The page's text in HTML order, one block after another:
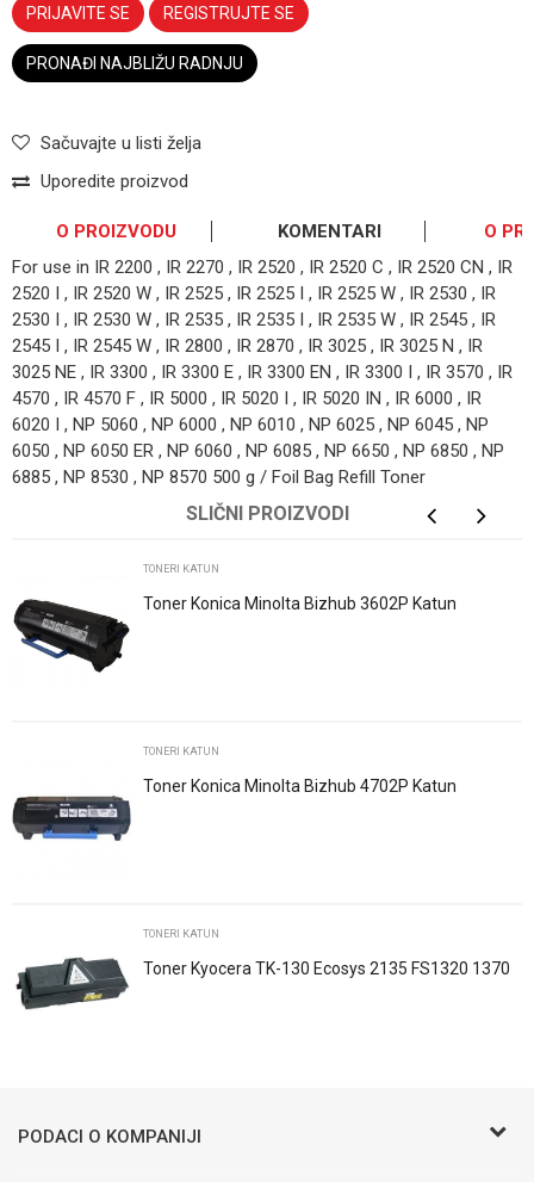
PRIJAVITE SE REGISTRUJTE SE
PRONAĐI NAJBLIŽU RADNJU
Sačuvajte u listi želja
Uporedite proizvod
O PROIZVODU KOMENTARI
O
For use in IR 2200 , IR 2270 , IR 2520 , IR 2520 C , IR 2520 CN , IR
2520 I , IR 2520 W , IR 2525 , IR 2525 I , IR 2525 W , IR 2530 , IR
2530 I , IR 2530 W , IR 2535 , IR 2535 I , IR 2535 W , IR 2545 , IR
2545 I , IR 2545 W , IR 2800 , IR 2870 , IR 3025 , IR 3025 N , IR
3025 NE , IR 3300 , IR 3300 E , IR 3300 EN , IR 3300 I , IR 3570 , IR
4570 , IR 4570 F , IR 5000 , IR 5020 I , IR 5020 IN , IR 6000 , IR
6020 I , NP 5060 , NP 6000 , NP 6010 , NP 6025 , NP 6045 , NP
6050 , NP 6050 ER , NP 6060 , NP 6085 , NP 6650 , NP 6850 , NP
6885 , NP 8530 , NP 8570 500 g / Foil Bag Refill Toner
Email
Trenutno nema komentara
SLIČNI PROIZVODI
TONERI KATUN
Toner Konica Minolta Bizhub 3602P Katun
TONERI KATUN
Toner Konica Minolta Bizhub 4702P Katun
TONERI KATUN
Toner Kyocera TK-130 Ecosys 2135 FS1320 1370
PODACI O KOMPANIJI